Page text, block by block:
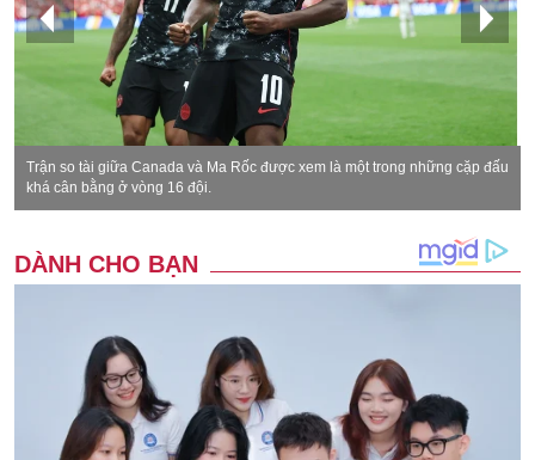
Trận so tài giữa Canada và Ma Rốc được xem là một trong những cặp đấu
khá cân bằng ở vòng 16 đội.